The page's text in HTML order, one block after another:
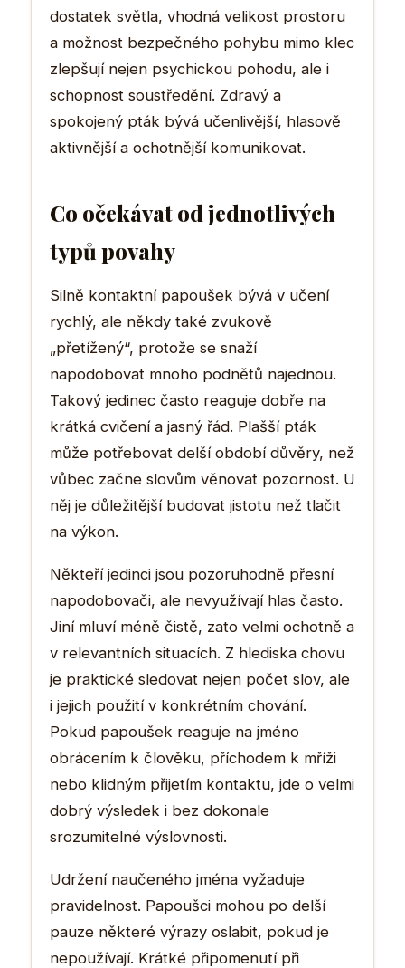
dostatek světla, vhodná velikost prostoru
a možnost bezpečného pohybu mimo klec
zlepšují nejen psychickou pohodu, ale i
schopnost soustředění. Zdravý a
spokojený pták bývá učenlivější, hlasově
aktivnější a ochotnější komunikovat.
Co očekávat od jednotlivých
typů povahy
Silně kontaktní papoušek bývá v učení
rychlý, ale někdy také zvukově
„přetížený“, protože se snaží
napodobovat mnoho podnětů najednou.
Takový jedinec často reaguje dobře na
krátká cvičení a jasný řád. Plašší pták
může potřebovat delší období důvěry, než
vůbec začne slovům věnovat pozornost. U
něj je důležitější budovat jistotu než tlačit
na výkon.
Někteří jedinci jsou pozoruhodně přesní
napodobovači, ale nevyužívají hlas často.
Jiní mluví méně čistě, zato velmi ochotně a
v relevantních situacích. Z hlediska chovu
je praktické sledovat nejen počet slov, ale
i jejich použití v konkrétním chování.
Pokud papoušek reaguje na jméno
obrácením k člověku, příchodem k mříži
nebo klidným přijetím kontaktu, jde o velmi
dobrý výsledek i bez dokonale
srozumitelné výslovnosti.
Udržení naučeného jména vyžaduje
pravidelnost. Papoušci mohou po delší
pauze některé výrazy oslabit, pokud je
nepoužívají. Krátké připomenutí při